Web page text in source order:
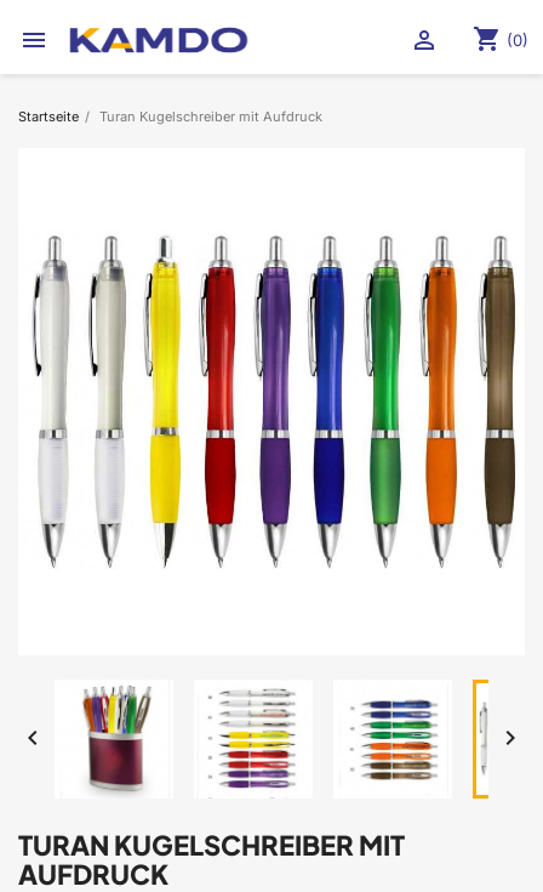
 shopping_cart (0)

Startseite Turan Kugelschreiber mit Aufdruck
 
TURAN KUGELSCHREIBER MIT
AUFDRUCK